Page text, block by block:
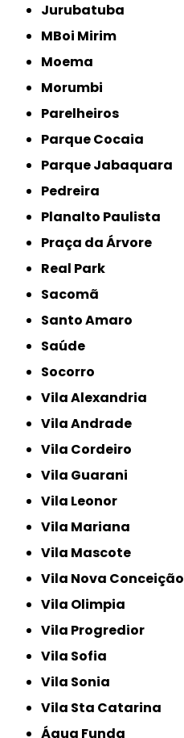
Jurubatuba
MBoi Mirim
Moema
Morumbi
Parelheiros
Parque Cocaia
Parque Jabaquara
Pedreira
Planalto Paulista
Praça da Árvore
Real Park
Sacomã
Santo Amaro
Saúde
Socorro
Vila Alexandria
Vila Andrade
Vila Cordeiro
Vila Guarani
Vila Leonor
Vila Mariana
Vila Mascote
Vila Nova Conceição
Vila Olimpia
Vila Progredior
Vila Sofia
Vila Sonia
Vila Sta Catarina
Água Funda